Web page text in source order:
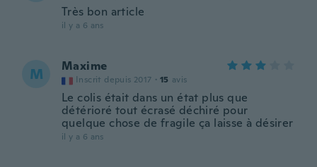
Très bon article
il y a 6 ans
M Maxime
Inscrit depuis 2017 · 15 avis
Le colis était dans un état plus que
détérioré tout écrasé déchiré pour
quelque chose de fragile ça laisse à désirer
il y a 6 ans